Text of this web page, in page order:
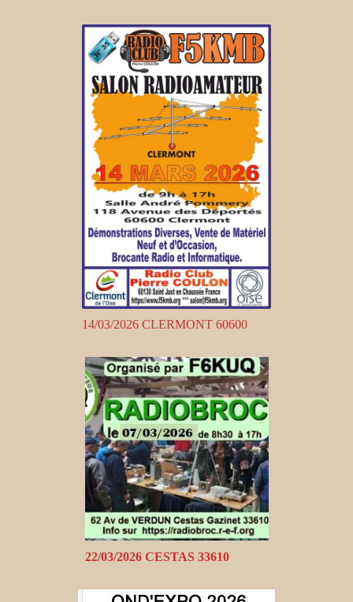
14/03/2026 CLERMONT 60600
22/03/2026 CESTAS 33610